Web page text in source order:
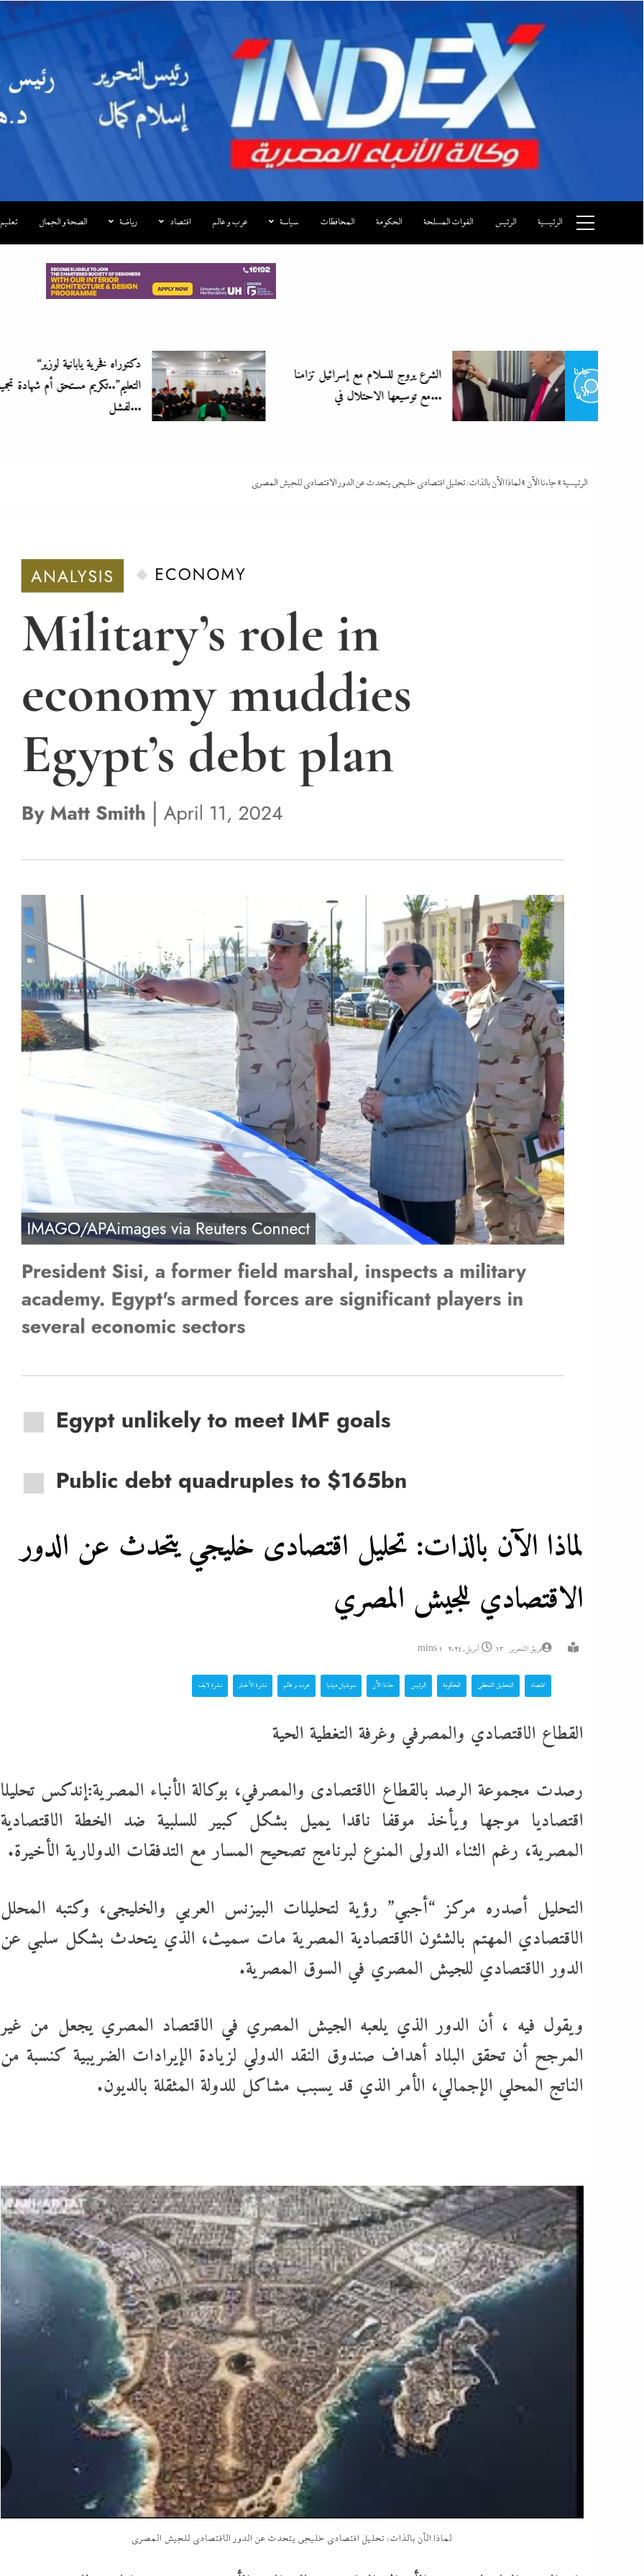
وكالة الأنباء المصرية|إندكس
الرئيسية الرئيس القوات المسلحة الحكومة المحافظات سياسة عرب و عالم اقتصاد رياضة الصحة و الجمال تعليم
جاءنا
الآن
“دكتوراه فخرية يابانية لوزير
التعليم”..تكريم مستحق أم شهادة تجميل
الشرع يروج للسلام مع إسرائيل تزامنا
مع توسيعها الاحتلال في...
الرئيسية»جاءنا الآن »لماذا الآن بالذات: تحليل اقتصادى خليجي يتحدث عن الدور الاقتصادي للجيش المصري
لماذا الآن بالذات: تحليل اقتصادى خليجي يتحدث عن الدور
الاقتصادي للجيش المصري
فريق التحرير 13 أبريل، 2024 1 mins
اقتصاد التحليل اللحظي الحكومة الرئيس جاءنا الآن سوشيال ميديا عرب و عالم نشرة الأخبار نشرة لايف
القطاع الاقتصادي والمصرفي وغرفة التغطية الحية
رصدت مجموعة الرصد بالقطاع الاقتصادى والمصرفي، بوكالة الأنباء المصرية:إندكس تحليلا
اقتصاديا موجها ويأخذ موقفا ناقدا يميل بشكل كبير للسلبية ضد الخطة الاقتصادية
المصرية، رغم الثناء الدولى المنوع لبرنامج تصحيح المسار مع التدفقات الدولارية الأخيرة.
التحليل أصدره مركز “أجبي” رؤية لتحليلات البيزنس العربي والخليجى، وكتبه المحلل
الاقتصادي المهتم بالشئون الاقتصادية المصرية مات سميث، الذي يتحدث بشكل سلبي عن
الدور الاقتصادي للجيش المصري في السوق المصرية.
ويقول فيه ، أن الدور الذي يلعبه الجيش المصري في الاقتصاد المصري يجعل من غير
المرجح أن تحقق البلاد أهداف صندوق النقد الدولي لزيادة الإيرادات الضريبية كنسبة من
الناتج المحلي الإجمالي، الأمر الذي قد يسبب مشاكل للدولة المثقلة بالديون.
لماذا الآن بالذات: تحليل اقتصادى خليجي يتحدث عن الدور الاقتصادي للجيش المصري